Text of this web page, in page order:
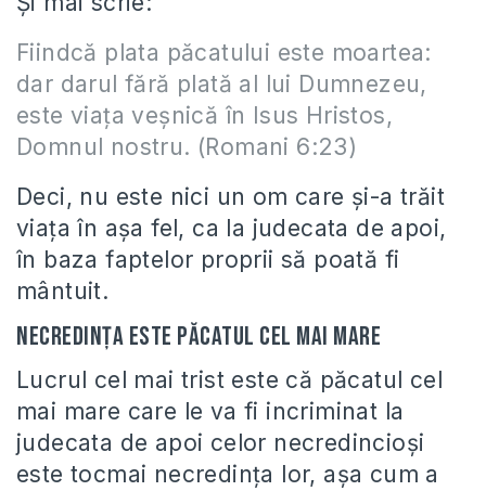
Fiindcă plata păcatului este moartea:
dar darul fără plată al lui Dumnezeu,
este viaţa veşnică în Isus Hristos,
Domnul nostru. (Romani 6:23)
Deci, nu este nici un om care şi-a trăit
viaţa în aşa fel, ca la judecata de apoi,
în baza faptelor proprii să poată fi
mântuit.
Necredinţa este păcatul cel mai mare
Lucrul cel mai trist este că păcatul cel
mai mare care le va fi incriminat la
judecata de apoi celor necredincioşi
este tocmai necredinţa lor, aşa cum a